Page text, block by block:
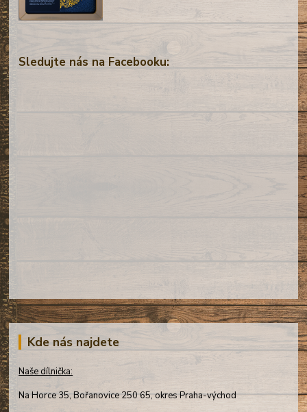
Sledujte nás na Facebooku:
Kde nás najdete
Naše dílnička:
Na Horce 35, Bořanovice 250 65, okres Praha-východ